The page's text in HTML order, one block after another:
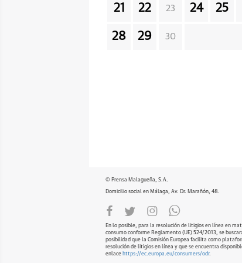
21 22 23 24 25
28 29 30
© Prensa Malagueña, S.A.
Domicilio social en Málaga, Av. Dr. Marañón, 48.
En lo posible, para la resolución de litigios en línea en
consumo conforme Reglamento (UE) 524/2013, se
posibilidad que la Comisión Europea facilita como
resolución de litigios en línea y que se encuentra
enlace https://ec.europa.eu/consumers/odr.